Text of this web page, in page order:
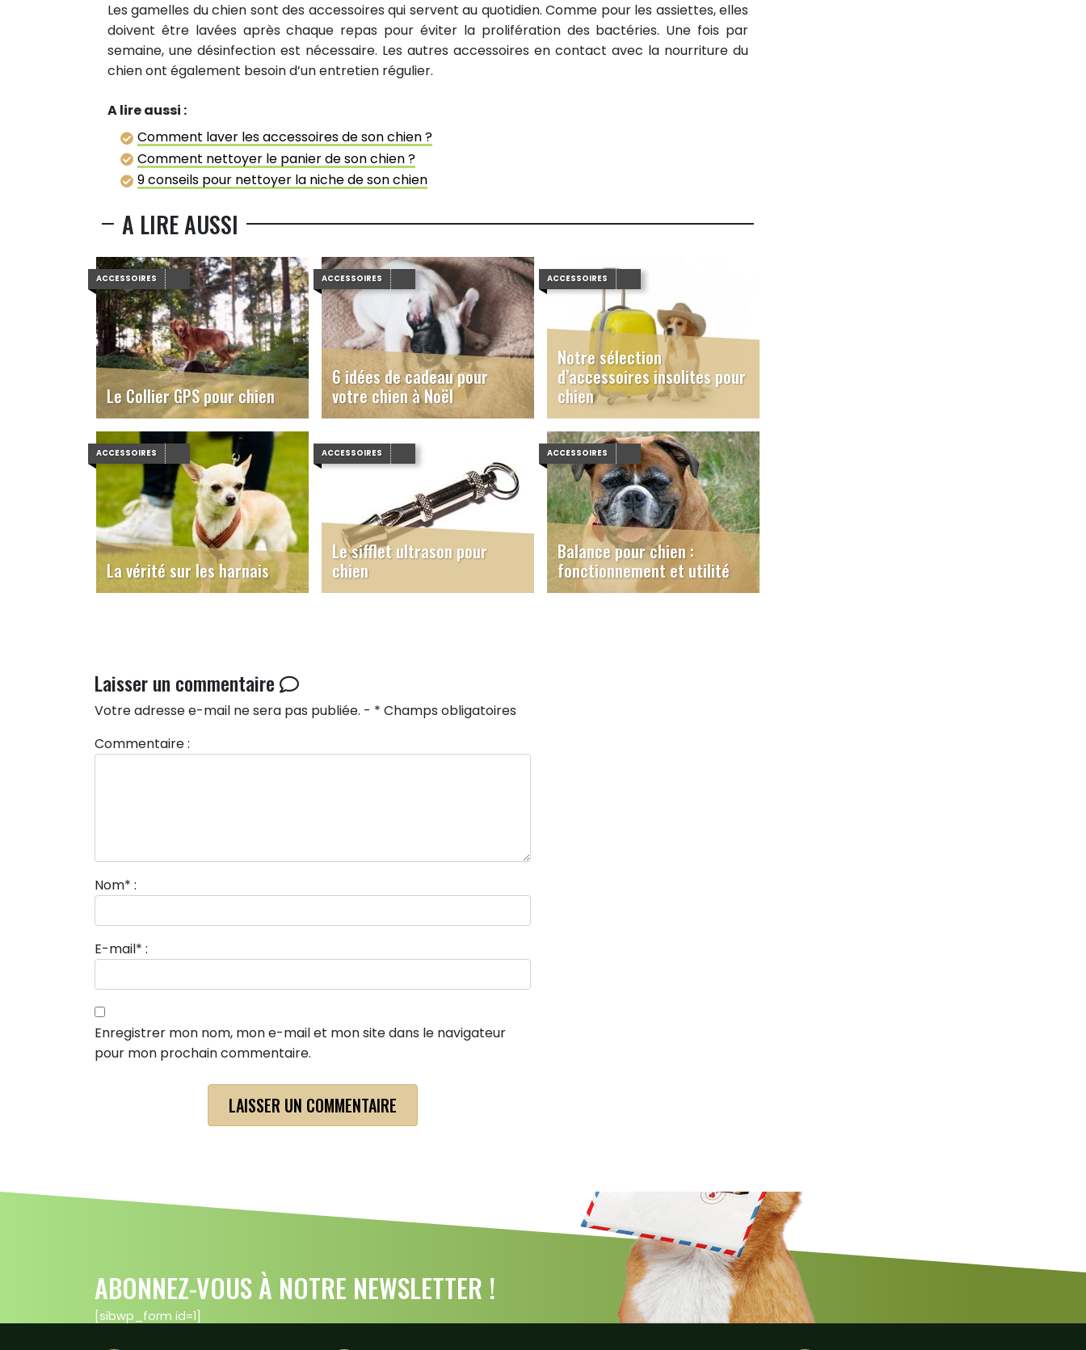
Partager sur facebook
Partager sur Twitter
Epingler sur Pinterest
Les gamelles du chien sont des accessoires qui servent au quotidien. Comme pour les assiettes, elles
doivent être lavées après chaque repas pour éviter la prolifération des bactéries. Une fois par
semaine, une désinfection est nécessaire. Les autres accessoires en contact avec la nourriture du
chien ont également besoin d’un entretien régulier.
A lire aussi :
Comment laver les accessoires de son chien ?
Comment nettoyer le panier de son chien ?
9 conseils pour nettoyer la niche de son chien
A LIRE AUSSI
ACCESSOIRES
Le Collier GPS pour chien
ACCESSOIRES
6 idées de cadeau pour
votre chien à Noël
ACCESSOIRES
Notre sélection
d’accessoires insolites pour
chien
ACCESSOIRES
La vérité sur les harnais
ACCESSOIRES
Le sifflet ultrason pour
chien
ACCESSOIRES
Balance pour chien :
fonctionnement et utilité
Laisser un commentaire
Votre adresse e-mail ne sera pas publiée. - * Champs obligatoires
Commentaire :
Nom* :
E-mail* :
Enregistrer mon nom, mon e-mail et mon site dans le navigateur
pour mon prochain commentaire.
ABONNEZ-VOUS À NOTRE NEWSLETTER !
[sibwp_form id=1]